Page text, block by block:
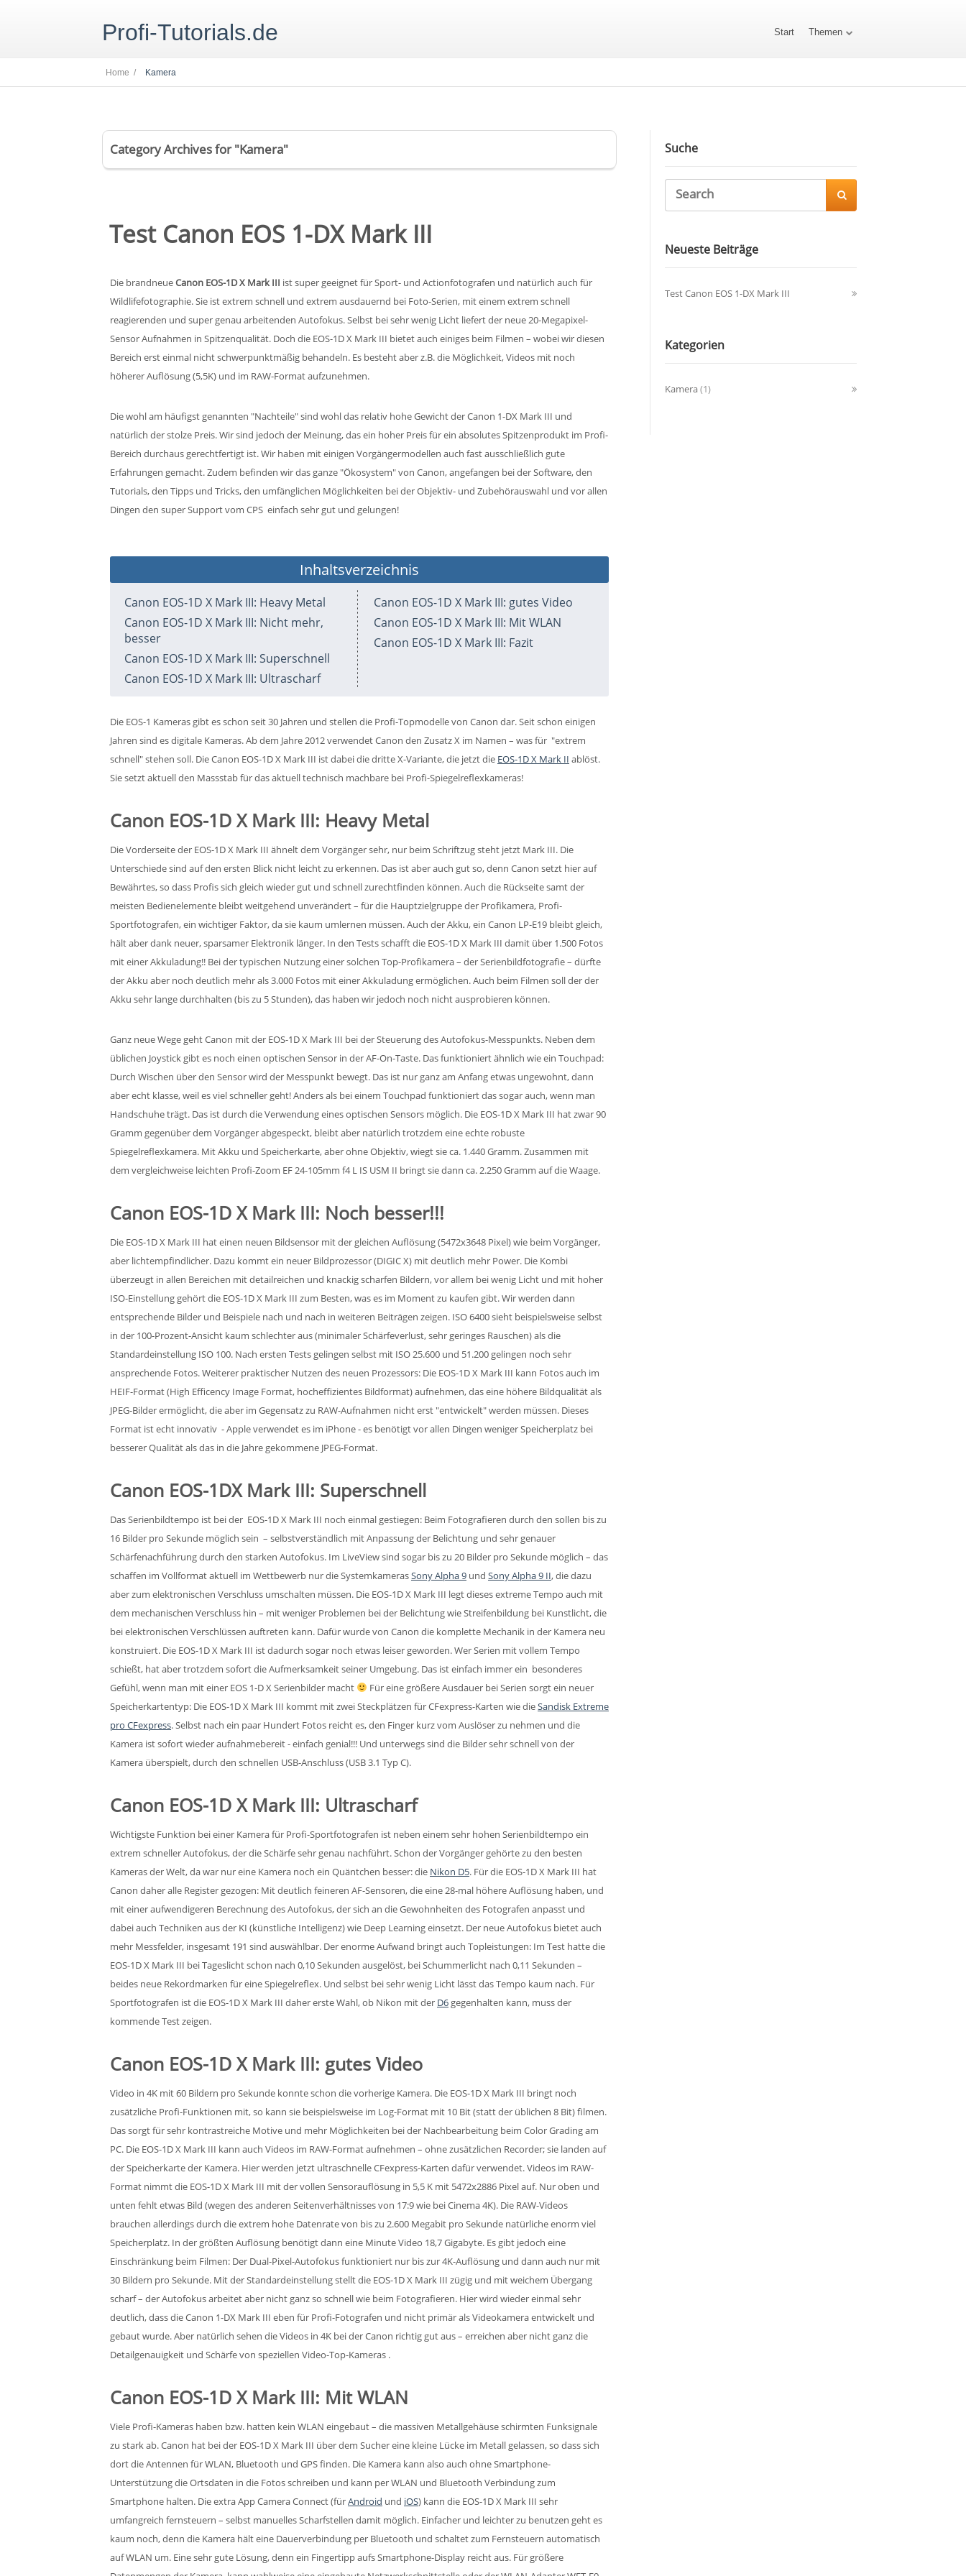
Profi-Tutorials.de Start Themen
Home / Kamera
Category Archives for "Kamera"
Test Canon EOS 1-DX Mark III
Die brandneueCanon EOS-1D X Mark III ist super geeignet für Sport- und Actionfotografen und natürlich auch für
Wildlifefotographie. Sie ist extrem schnell und extrem ausdauernd bei Foto-Serien, mit einem extrem schnell
reagierenden und super genau arbeitenden Autofokus. Selbst bei sehr wenig Licht liefert der neue 20-Megapixel-
Sensor Aufnahmen in Spitzenqualität. Doch die EOS-1D X Mark III bietet auch einiges beim Filmen – wobei wir diesen
Bereich erst einmal nicht schwerpunktmäßig behandeln. Es besteht aber z.B. die Möglichkeit, Videos mit noch
höherer Auflösung (5,5K) und im RAW-Format aufzunehmen.
Die wohl am häufigst genannten "Nachteile" sind wohl das relativ hohe Gewicht der Canon 1-DX Mark III und
natürlich der stolze Preis. Wir sind jedoch der Meinung, das ein hoher Preis für ein absolutes Spitzenprodukt im Profi-
Bereich durchaus gerechtfertigt ist. Wir haben mit einigen Vorgängermodellen auch fast ausschließlich gute
Erfahrungen gemacht. Zudem befinden wir das ganze "Ökosystem" von Canon, angefangen bei der Software, den
Tutorials, den Tipps und Tricks, den umfänglichen Möglichkeiten bei der Objektiv- und Zubehörauswahl und vor allen
Dingen den super Support vom CPS einfach sehr gut und gelungen!
Inhaltsverzeichnis
Canon EOS-1D X Mark III: Heavy Metal
Canon EOS-1D X Mark III: Nicht mehr,
besser
Canon EOS-1D X Mark III: Superschnell
Canon EOS-1D X Mark III: Ultrascharf
Canon EOS-1D X Mark III: gutes Video
Canon EOS-1D X Mark III: Mit WLAN
Canon EOS-1D X Mark III: Fazit
Die EOS-1 Kameras gibt es schon seit 30 Jahren und stellen die Profi-Topmodelle von Canon dar. Seit schon einigen
Jahren sind es digitale Kameras. Ab dem Jahre 2012 verwendet Canon den Zusatz X im Namen – was für "extrem
schnell" stehen soll. Die Canon EOS-1D X Mark III ist dabei die dritte X-Variante, die jetzt die EOS-1D X Mark II ablöst.
Sie setzt aktuell den Massstab für das aktuell technisch machbare bei Profi-Spiegelreflexkameras!
Canon EOS-1D X Mark III: Heavy Metal
Die Vorderseite der EOS-1D X Mark III ähnelt dem Vorgänger sehr, nur beim Schriftzug steht jetzt Mark III. Die
Unterschiede sind auf den ersten Blick nicht leicht zu erkennen. Das ist aber auch gut so, denn Canon setzt hier auf
Bewährtes, so dass Profis sich gleich wieder gut und schnell zurechtfinden können. Auch die Rückseite samt der
meisten Bedienelemente bleibt weitgehend unverändert – für die Hauptzielgruppe der Profikamera, Profi-
Sportfotografen, ein wichtiger Faktor, da sie kaum umlernen müssen. Auch der Akku, ein Canon LP-E19 bleibt gleich,
hält aber dank neuer, sparsamer Elektronik länger. In den Tests schafft die EOS-1D X Mark III damit über 1.500 Fotos
mit einer Akkuladung!! Bei der typischen Nutzung einer solchen Top-Profikamera – der Serienbildfotografie – dürfte
der Akku aber noch deutlich mehr als 3.000 Fotos mit einer Akkuladung ermöglichen. Auch beim Filmen soll der der
Akku sehr lange durchhalten (bis zu 5 Stunden), das haben wir jedoch noch nicht ausprobieren können.
Ganz neue Wege geht Canon mit der EOS-1D X Mark III bei der Steuerung des Autofokus-Messpunkts. Neben dem
üblichen Joystick gibt es noch einen optischen Sensor in der AF-On-Taste. Das funktioniert ähnlich wie ein Touchpad:
Durch Wischen über den Sensor wird der Messpunkt bewegt. Das ist nur ganz am Anfang etwas ungewohnt, dann
aber echt klasse, weil es viel schneller geht! Anders als bei einem Touchpad funktioniert das sogar auch, wenn man
Handschuhe trägt. Das ist durch die Verwendung eines optischen Sensors möglich. Die EOS-1D X Mark III hat zwar 90
Gramm gegenüber dem Vorgänger abgespeckt, bleibt aber natürlich trotzdem eine echte robuste
Spiegelreflexkamera. Mit Akku und Speicherkarte, aber ohne Objektiv, wiegt sie ca. 1.440 Gramm. Zusammen mit
dem vergleichweise leichten Profi-Zoom EF 24-105mm f4 L IS USM II bringt sie dann ca. 2.250 Gramm auf die Waage.
Canon EOS-1D X Mark III: Noch besser!!!
Die EOS-1D X Mark III hat einen neuen Bildsensor mit der gleichen Auflösung (5472x3648 Pixel) wie beim Vorgänger,
aber lichtempfindlicher. Dazu kommt ein neuer Bildprozessor (DIGIC X) mit deutlich mehr Power. Die Kombi
überzeugt in allen Bereichen mit detailreichen und knackig scharfen Bildern, vor allem bei wenig Licht und mit hoher
ISO-Einstellung gehört die EOS-1D X Mark III zum Besten, was es im Moment zu kaufen gibt. Wir werden dann
entsprechende Bilder und Beispiele nach und nach in weiteren Beiträgen zeigen. ISO 6400 sieht beispielsweise selbst
in der 100-Prozent-Ansicht kaum schlechter aus (minimaler Schärfeverlust, sehr geringes Rauschen) als die
Standardeinstellung ISO 100. Nach ersten Tests gelingen selbst mit ISO 25.600 und 51.200 gelingen noch sehr
ansprechende Fotos. Weiterer praktischer Nutzen des neuen Prozessors: Die EOS-1D X Mark III kann Fotos auch im
HEIF-Format (High Efficency Image Format, hocheffizientes Bildformat) aufnehmen, das eine höhere Bildqualität als
JPEG-Bilder ermöglicht, die aber im Gegensatz zu RAW-Aufnahmen nicht erst "entwickelt" werden müssen. Dieses
Format ist echt innovativ - Apple verwendet es im iPhone - es benötigt vor allen Dingen weniger Speicherplatz bei
besserer Qualität als das in die Jahre gekommene JPEG-Format.
Canon EOS-1DX Mark III: Superschnell
Das Serienbildtempo ist bei der EOS-1D X Mark III noch einmal gestiegen: Beim Fotografieren durch den sollen bis zu
16 Bilder pro Sekunde möglich sein – selbstverständlich mit Anpassung der Belichtung und sehr genauer
Schärfenachführung durch den starken Autofokus. Im LiveView sind sogar bis zu 20 Bilder pro Sekunde möglich – das
schaffen im Vollformat aktuell im Wettbewerb nur die SystemkamerasSony Alpha 9 und Sony Alpha 9 II, die dazu
aber zum elektronischen Verschluss umschalten müssen. Die EOS-1D X Mark III legt dieses extreme Tempo auch mit
dem mechanischen Verschluss hin – mit weniger Problemen bei der Belichtung wie Streifenbildung bei Kunstlicht, die
bei elektronischen Verschlüssen auftreten kann. Dafür wurde von Canon die komplette Mechanik in der Kamera neu
konstruiert. Die EOS-1D X Mark III ist dadurch sogar noch etwas leiser geworden. Wer Serien mit vollem Tempo
schießt, hat aber trotzdem sofort die Aufmerksamkeit seiner Umgebung. Das ist einfach immer ein besonderes
Gefühl, wenn man mit einer EOS 1-D X Serienbilder macht
Für eine größere Ausdauer bei Serien sorgt ein neuer
Speicherkartentyp: Die EOS-1D X Mark III kommt mit zwei Steckplätzen für CFexpress-Karten wie dieSandisk Extreme
pro CFexpress. Selbst nach ein paar Hundert Fotos reicht es, den Finger kurz vom Auslöser zu nehmen und die
Kamera ist sofort wieder aufnahmebereit - einfach genial!!! Und unterwegs sind die Bilder sehr schnell von der
Kamera überspielt, durch den schnellen USB-Anschluss (USB 3.1 Typ C).
Canon EOS-1D X Mark III: Ultrascharf
Wichtigste Funktion bei einer Kamera für Profi-Sportfotografen ist neben einem sehr hohen Serienbildtempo ein
extrem schneller Autofokus, der die Schärfe sehr genau nachführt. Schon der Vorgänger gehörte zu den besten
Kameras der Welt, da war nur eine Kamera noch ein Quäntchen besser: die Nikon D5. Für die EOS-1D X Mark III hat
Canon daher alle Register gezogen: Mit deutlich feineren AF-Sensoren, die eine 28-mal höhere Auflösung haben, und
mit einer aufwendigeren Berechnung des Autofokus, der sich an die Gewohnheiten des Fotografen anpasst und
dabei auch Techniken aus der KI (künstliche Intelligenz) wie Deep Learning einsetzt. Der neue Autofokus bietet auch
mehr Messfelder, insgesamt 191 sind auswählbar. Der enorme Aufwand bringt auch Topleistungen: Im Test hatte die
EOS-1D X Mark III bei Tageslicht schon nach 0,10 Sekunden ausgelöst, bei Schummerlicht nach 0,11 Sekunden –
beides neue Rekordmarken für eine Spiegelreflex. Und selbst bei sehr wenig Licht lässt das Tempo kaum nach. Für
Sportfotografen ist die EOS-1D X Mark III daher erste Wahl, ob Nikon mit der D6 gegenhalten kann, muss der
kommende Test zeigen.
Canon EOS-1D X Mark III: gutes Video
Video in 4K mit 60 Bildern pro Sekunde konnte schon die vorherige Kamera. Die EOS-1D X Mark III bringt noch
zusätzliche Profi-Funktionen mit, so kann sie beispielsweise im Log-Format mit 10 Bit (statt der üblichen 8 Bit) filmen.
Das sorgt für sehr kontrastreiche Motive und mehr Möglichkeiten bei der Nachbearbeitung beim Color Grading am
PC. Die EOS-1D X Mark III kann auch Videos im RAW-Format aufnehmen – ohne zusätzlichen Recorder; sie landen auf
der Speicherkarte der Kamera. Hier werden jetzt ultraschnelle CFexpress-Karten dafür verwendet. Videos im RAW-
Format nimmt die EOS-1D X Mark III mit der vollen Sensorauflösung in 5,5 K mit 5472x2886 Pixel auf. Nur oben und
unten fehlt etwas Bild (wegen des anderen Seitenverhältnisses von 17:9 wie bei Cinema 4K). Die RAW-Videos
brauchen allerdings durch die extrem hohe Datenrate von bis zu 2.600 Megabit pro Sekunde natürliche enorm viel
Speicherplatz. In der größten Auflösung benötigt dann eine Minute Video 18,7 Gigabyte. Es gibt jedoch eine
Einschränkung beim Filmen: Der Dual-Pixel-Autofokus funktioniert nur bis zur 4K-Auflösung und dann auch nur mit
30 Bildern pro Sekunde. Mit der Standardeinstellung stellt die EOS-1D X Mark III zügig und mit weichem Übergang
scharf – der Autofokus arbeitet aber nicht ganz so schnell wie beim Fotografieren. Hier wird wieder einmal sehr
deutlich, dass die Canon 1-DX Mark III eben für Profi-Fotografen und nicht primär als Videokamera entwickelt und
gebaut wurde. Aber natürlich sehen die Videos in 4K bei der Canon richtig gut aus – erreichen aber nicht ganz die
Detailgenauigkeit und Schärfe von speziellen Video-Top-Kameras .
Canon EOS-1D X Mark III: Mit WLAN
Viele Profi-Kameras haben bzw. hatten kein WLAN eingebaut – die massiven Metallgehäuse schirmten Funksignale
zu stark ab. Canon hat bei der EOS-1D X Mark III über dem Sucher eine kleine Lücke im Metall gelassen, so dass sich
dort die Antennen für WLAN, Bluetooth und GPS finden. Die Kamera kann also auch ohne Smartphone-
Unterstützung die Ortsdaten in die Fotos schreiben und kann per WLAN und Bluetooth Verbindung zum
Smartphone halten. Die extra App Camera Connect (fürAndroid und iOS) kann die EOS-1D X Mark III sehr
umfangreich fernsteuern – selbst manuelles Scharfstellen damit möglich. Einfacher und leichter zu benutzen geht es
kaum noch, denn die Kamera hält eine Dauerverbindung per Bluetooth und schaltet zum Fernsteuern automatisch
auf WLAN um. Eine sehr gute Lösung, denn ein Fingertipp aufs Smartphone-Display reicht aus. Für größere
Suche

Neueste Beiträge
Test Canon EOS 1-DX Mark III
Kategorien
Kamera(1)